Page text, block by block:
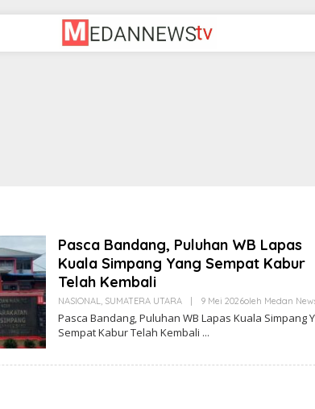
Pasca Bandang, Puluhan WB Lapas
Kuala Simpang Yang Sempat Kabur
Telah Kembali
NASIONAL SUMATERA UTARA | 9 Mei 2026Oleh Medan
Pasca Bandang, Puluhan WB Lapas Kuala Simpang
Sempat Kabur Telah Kembali